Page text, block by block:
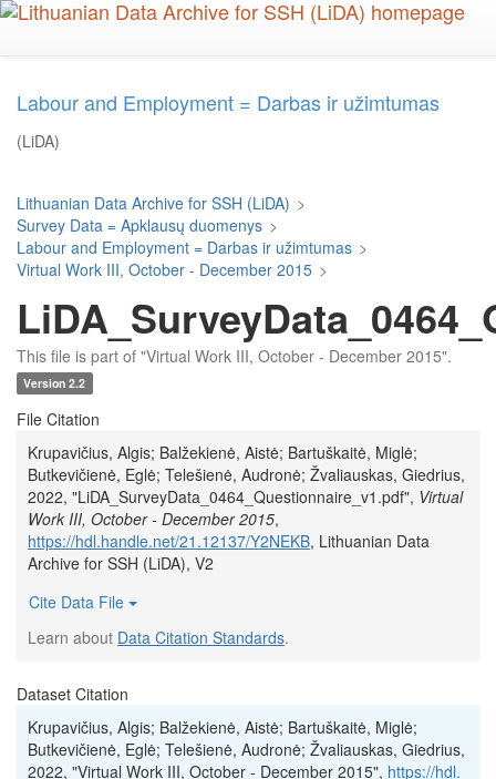
Skip
Labour and Employment = Darbas ir užimtumas
(LiDA)
Lithuanian Data Archive for SSH (LiDA) >
Survey Data = Apklausų duomenys >
Labour and Employment = Darbas ir užimtumas >
Virtual Work III, October - December 2015 >
This file is part of "Virtual Work III, October - December 2015".
Version 2.2
File Citation
Krupavičius, Algis; Balžekienė, Aistė; Bartuškaitė, Miglė;
Butkevičienė, Eglė; Telešienė, Audronė; Žvaliauskas, Giedrius,
2022, "LiDA_SurveyData_0464_Questionnaire_v1.pdf", Virtual
Work III, October - December 2015,
https://hdl.handle.net/21.12137/Y2NEKB, Lithuanian Data
Archive for SSH (LiDA), V2
Cite Data File
Learn about Data Citation Standards.
Dataset Citation
Krupavičius, Algis; Balžekienė, Aistė; Bartuškaitė, Miglė;
Butkevičienė, Eglė; Telešienė, Audronė; Žvaliauskas, Giedrius,
2022, "Virtual Work III, October - December 2015", https://hdl.